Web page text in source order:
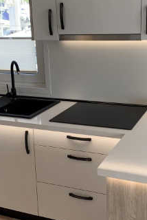
v marinah
Jadranu